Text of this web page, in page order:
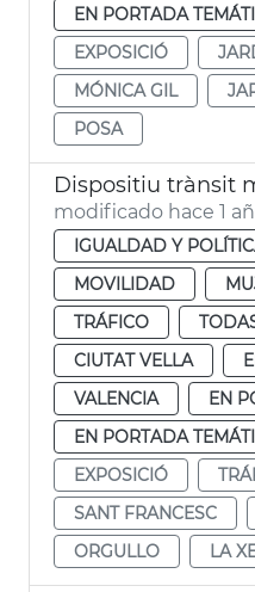
EN PORTADA
EXPOSICIÓ
MÓNICA GIL
POSA
Dispositiu trànsit
modificado hace 1
IGUALDAD Y
MOVILIDAD
TRÁFICO
CIUTAT VELLA
VALENCIA
EN
EN PORTADA
EXPOSICIÓ
SANT FRANCESC
ORGULLO
LA